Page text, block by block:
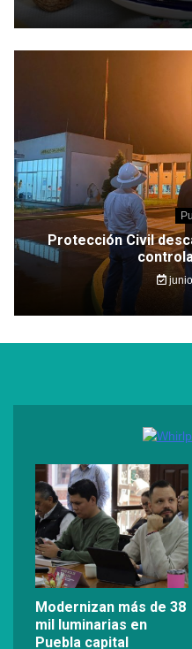
Protección Civil
Modernizan más de 38
mil luminarias en
Puebla capital